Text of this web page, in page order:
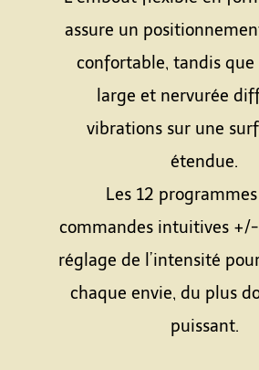
assure un
confortable, tandis
large et nervurée
vibrations sur une
étendue.
Les 12
commandes intuitives
réglage de l’intensité
chaque envie, du plus
puissant.